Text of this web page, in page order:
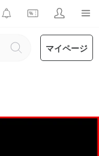
マイページ